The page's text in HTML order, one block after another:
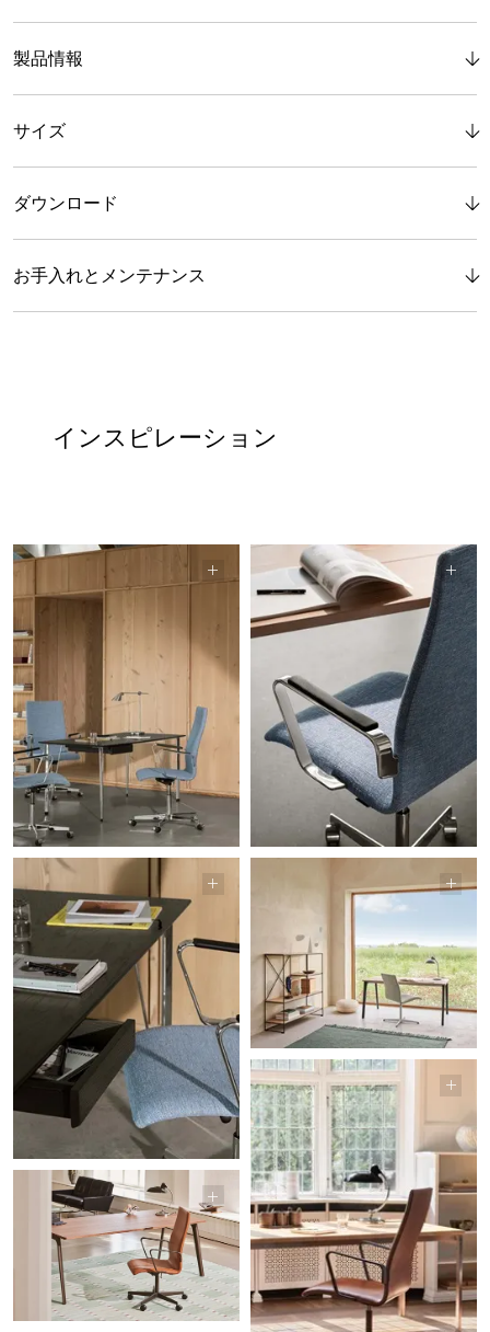
製品情報
サイズ
ダウンロード
お手入れとメンテナンス
インスピレーション